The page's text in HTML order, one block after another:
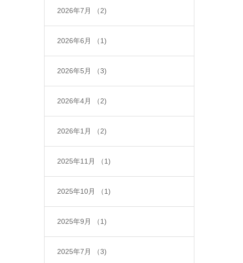
2026年7月 （2)
2026年6月 （1)
2026年5月 （3)
2026年4月 （2)
2026年1月 （2)
2025年11月 （1)
2025年10月 （1)
2025年9月 （1)
2025年7月 （3)